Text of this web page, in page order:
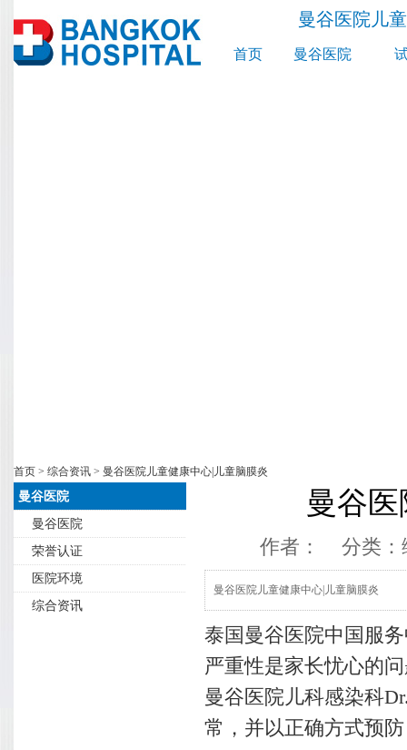
曼谷医院儿
首页 曼谷医院
首页 > 综合资讯 > 曼谷医院儿童健康中心|儿童脑膜炎
曼谷医院
曼谷医院
荣誉认证
医院环境
综合资讯
曼谷
作者： 分类：
曼谷医院儿童健康中心|儿童脑膜炎
泰国曼谷医院中国服
严重性是家长忧心的
曼谷医院儿科感染科
常，并以正确方式预